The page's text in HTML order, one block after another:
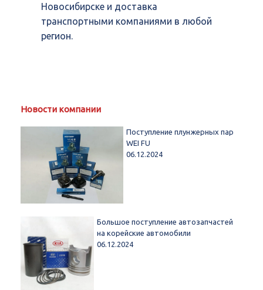
Новосибирске и доставка
транспортными компаниями в любой
регион.
Новости компании
Поступление плунжерных пар
WEI FU
06.12.2024
Большое поступление автозапчастей
на корейские автомобили
06.12.2024